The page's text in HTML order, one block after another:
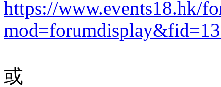
https://www.events18.hk/
或